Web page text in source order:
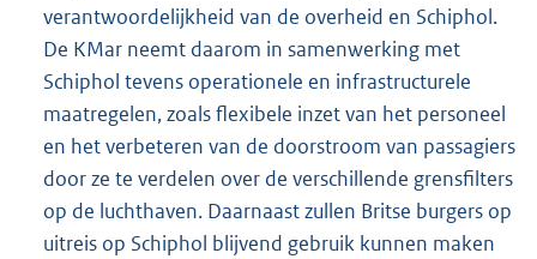
verantwoordelijkheid van de overheid en Schiphol.
De KMar neemt daarom in samenwerking met
Schiphol tevens operationele en infrastructurele
maatregelen, zoals flexibele inzet van het personeel
en het verbeteren van de doorstroom van passagiers
door ze te verdelen over de verschillende grensfilters
op de luchthaven. Daarnaast zullen Britse burgers op
uitreis op Schiphol blijvend gebruik kunnen maken